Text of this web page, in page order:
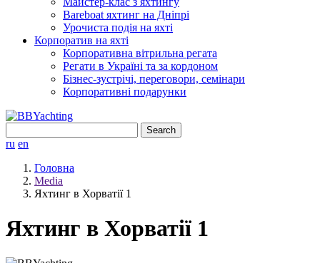
Bareboat яхтинг на Дніпрі
Урочиста подія на яхті
Корпоратив на яхті
Корпоративна вітрильна регата
Регати в Україні та за кордоном
Бізнес-зустрічі, переговори, семінари
Корпоративні подарунки
for:
ru en
Головна
Media
Яхтинг в Хорватії 1
Яхтинг в Хорватії 1